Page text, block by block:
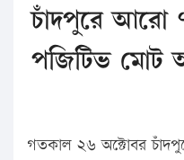
চাঁদপুরে আরো
পজিটিভ মোট
গতকাল ২৬ অক্টোবর